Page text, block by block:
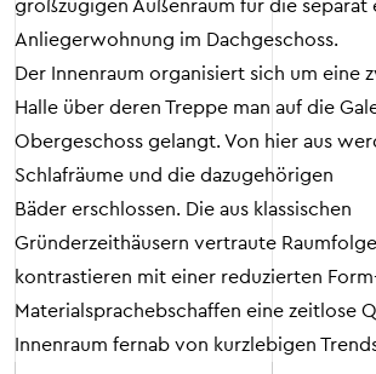
großzügigen Außenraum für die separat
Anliegerwohnung im Dachgeschoss.
Der Innenraum organisiert sich um eine
Halle über deren Treppe man auf die
Obergeschoss gelangt. Von hier aus
Schlafräume und die dazugehörigen
Bäder erschlossen. Die aus klassischen
Gründerzeithäusern vertraute
kontrastieren mit einer reduzierten
Materialsprachebschaffen eine zeitlose
Innenraum fernab von kurzlebigen